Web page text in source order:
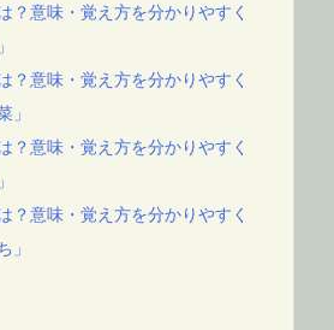
？意味・覚え方を分かりやすく
？意味・覚え方を分かりやすく
」
？意味・覚え方を分かりやすく
？意味・覚え方を分かりやすく
」